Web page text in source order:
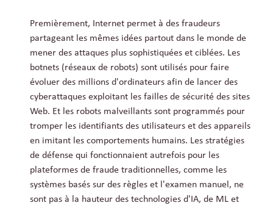
Premièrement, Internet permet à des fraudeurs
partageant les mêmes idées partout dans le monde de
mener des attaques plus sophistiquées et ciblées. Les
botnets (réseaux de robots) sont utilisés pour faire
évoluer des millions d'ordinateurs afin de lancer des
cyberattaques exploitant les failles de sécurité des sites
Web. Et les robots malveillants sont programmés pour
tromper les identifiants des utilisateurs et des appareils
en imitant les comportements humains. Les stratégies
de défense qui fonctionnaient autrefois pour les
plateformes de fraude traditionnelles, comme les
systèmes basés sur des règles et l'examen manuel, ne
sont pas à la hauteur des technologies d'IA, de ML et